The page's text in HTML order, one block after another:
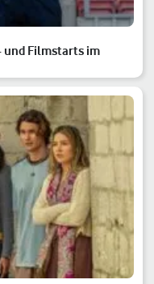
und Filmstarts im